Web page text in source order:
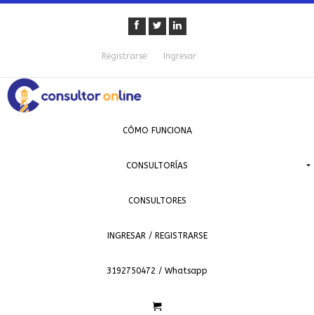
Registrarse Ingresar
CÓMO FUNCIONA
CONSULTORÍAS
CONSULTORES
INGRESAR / REGISTRARSE
3192750472 / Whatsapp